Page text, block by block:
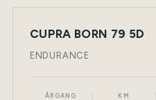
LEASING NY BIL
CUPRA BORN 79 5D
ENDURANCE
ÅRGANG KM